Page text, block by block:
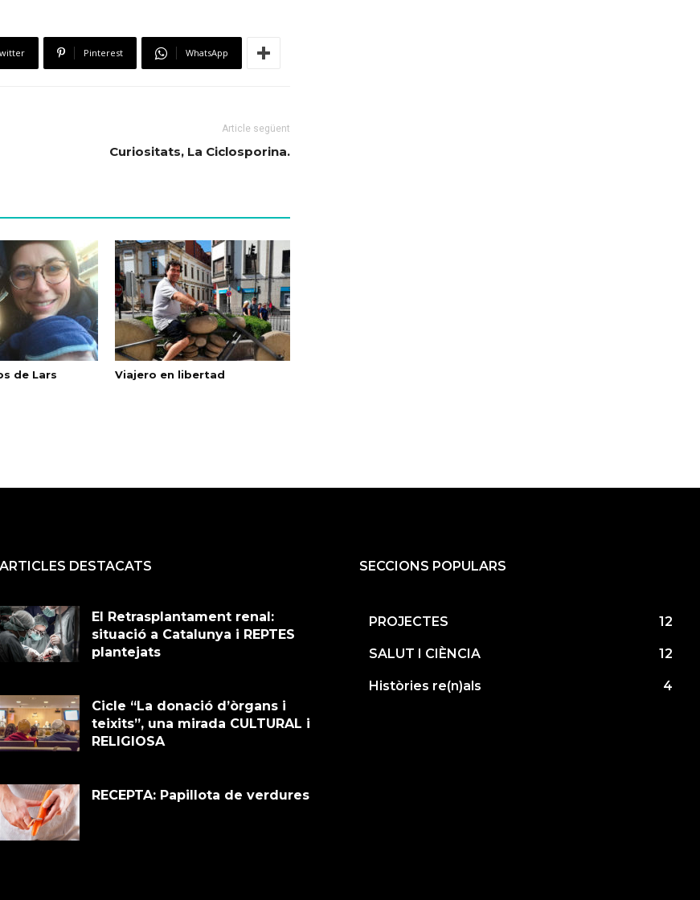
Pinterest WhatsApp
Article següent
Curiositats, La Ciclosporina.
de Lars Viajero en libertad
ARTICLES DESTACATS
El Retrasplantament renal:
situació a Catalunya i REPTES
plantejats
Cicle “La donació d’òrgans i
teixits”, una mirada CULTURAL i
RELIGIOSA
RECEPTA: Papillota de verdures
SECCIONS POPULARS
PROJECTES 12
SALUT I CIÈNCIA 12
Històries re(n)als 4